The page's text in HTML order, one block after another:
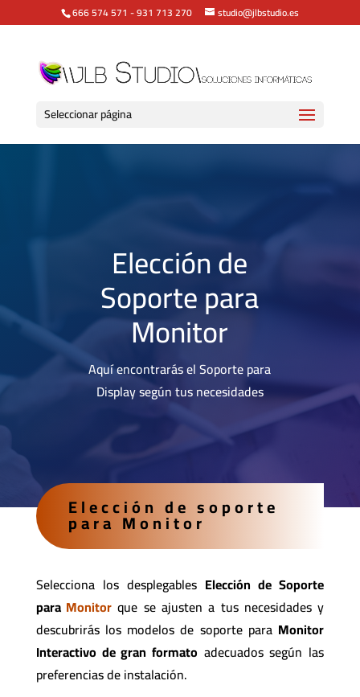
666 574 571 -931 713 270 studio@jlbstudio.es
Seleccionar página
Elección de
Soporte para
Monitor
Aquí encontrarás el Soporte para
Display según tus necesidades
Elección de soporte
para Monitor
Selecciona los desplegables Elección de Soporte
para Monitor que se ajusten a tus necesidades y
descubrirás los modelos de soporte para Monitor
Interactivo de gran formato adecuados según las
preferencias de instalación.